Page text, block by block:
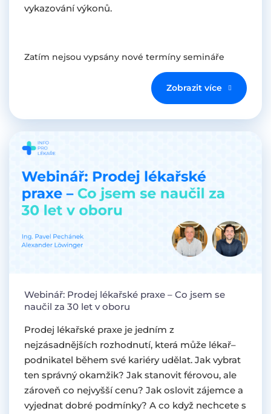
vykazování výkonů.
Zatím nejsou vypsány nové termíny semináře
Zobrazit více
Webinář: Prodej lékařské praxe – Co jsem se
naučil za 30 let v oboru
Prodej lékařské praxe je jedním z
nejzásadnějších rozhodnutí, která může lékař–
podnikatel během své kariéry udělat. Jak vybrat
ten správný okamžik? Jak stanovit férovou, ale
zároveň co nejvyšší cenu? Jak oslovit zájemce a
vyjednat dobré podmínky? A co když nechcete s